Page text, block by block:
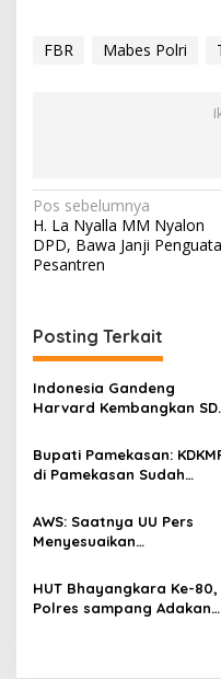
FBR Mabes Polri
N
a
v
g
a
s
p
o
s
Pos sebelumnya
H. La Nyalla MM Nyalon
DPD, Bawa Janji
Pesantren
Posting Terkait
Indonesia Gandeng
Harvard Kembangkan
Dunia
Bupati Pamekasan:
di Pamekasan Sudah
Selesai Akhir Juli 2026
AWS: Saatnya UU Pers
Menyesuaikan
Digital dan AI
HUT Bhayangkara Ke-80,
Polres sampang Adakan